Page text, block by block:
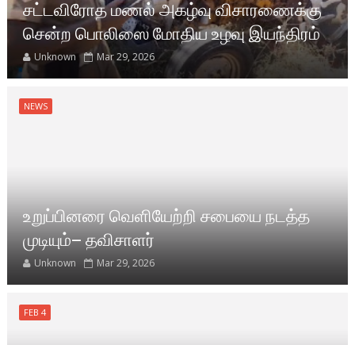
சட்டவிரோத மணல் அகழ்வு விசாரணைக்கு
சென்ற பொலிஸை மோதிய உழவு இயந்திரம்
Unknown Mar 29, 2026
NEWS
உறுப்பினரை வெளியேற்றி சபையை நடத்த
முடியும்– தவிசாளர்
Unknown Mar 29, 2026
FEB 4